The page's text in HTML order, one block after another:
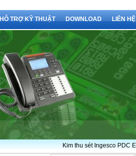
HỖ TRỢ KỸ THUẬT DOWNLOAD LIÊN HỆ
Kim thu sét Ingesco PDC E45